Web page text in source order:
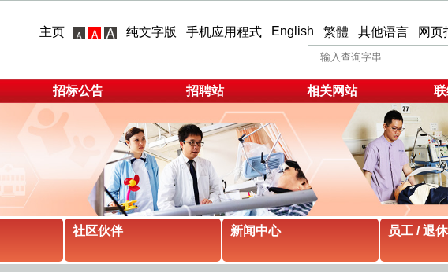
主页 纯文字版 手机应用程式 English 繁體 其他语言 网页
招标公告 招聘站 相关网站
社区伙伴 新闻中心 员工 / 退